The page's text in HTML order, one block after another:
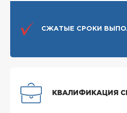
СЖАТЫЕ СРОКИ
КВАЛИФИКАЦИЯ